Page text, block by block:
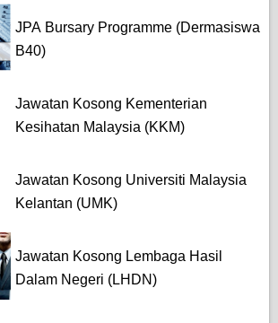
JPA Bursary Programme (Dermasiswa
B40)
Jawatan Kosong Kementerian
Kesihatan Malaysia (KKM)
Jawatan Kosong Universiti Malaysia
Kelantan (UMK)
Jawatan Kosong Lembaga Hasil
Dalam Negeri (LHDN)